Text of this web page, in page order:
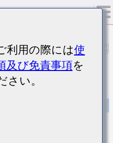
Q200 Qualified) 高周波/低損
サ]
利用の際には使
及び免責事項を
さい。